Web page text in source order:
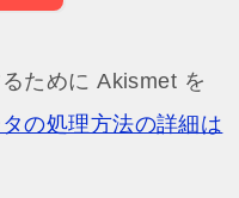
ために Akismet を
の処理方法の詳細は